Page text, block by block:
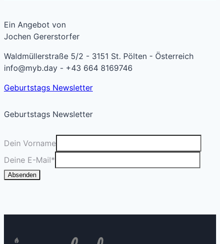
Ein Angebot von
Jochen Gererstorfer
Waldmüllerstraße 5/2 - 3151 St. Pölten - Österreich
info@myb.day - +43 664 8169746
Geburtstags Newsletter
Geburtstags Newsletter
Dein Vorname
Deine E-Mail*
Absenden